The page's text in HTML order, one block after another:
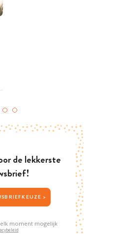
de lekkerste
JOUW NIEUWSBRIEFKEUZE >
moment mogelijk